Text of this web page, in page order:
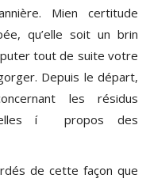
Mien certitude
qu’elle soit un brin
tout de suite votre
Depuis le départ,
les résidus
í propos des
de cette façon que